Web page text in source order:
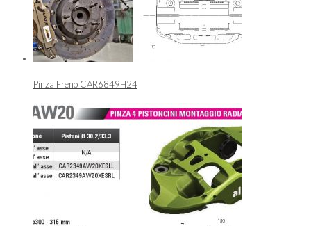
Pinza Freno CAR6849H24